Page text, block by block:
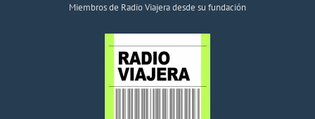
Miembros de Radio Viajera desde su fundación